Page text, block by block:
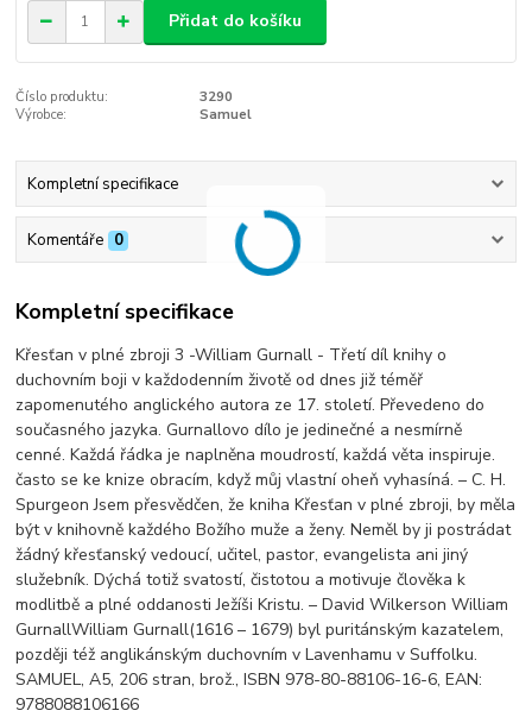
Přidat do košíku
Číslo produktu:
3290
Výrobce:
Samuel
Kompletní specifikace
Komentáře 0
Kompletní specifikace
Křesťan v plné zbroji 3 -William Gurnall - Třetí díl knihy o
duchovním boji v každodenním životě od dnes již téměř
zapomenutého anglického autora ze 17. století. Převedeno do
současného jazyka. Gurnallovo dílo je jedinečné a nesmírně
cenné. Každá řádka je naplněna moudrostí, každá věta inspiruje.
často se ke knize obracím, když můj vlastní oheň vyhasíná. – C. H.
Spurgeon Jsem přesvědčen, že kniha Křesťan v plné zbroji, by měla
být v knihovně každého Božího muže a ženy. Neměl by ji postrádat
žádný křesťanský vedoucí, učitel, pastor, evangelista ani jiný
služebník. Dýchá totiž svatostí, čistotou a motivuje člověka k
modlitbě a plné oddanosti Ježíši Kristu. – David Wilkerson William
GurnallWilliam Gurnall(1616 – 1679) byl puritánským kazatelem,
později též anglikánským duchovním v Lavenhamu v Suffolku.
SAMUEL, A5, 206 stran, brož., ISBN 978-80-88106-16-6, EAN:
9788088106166